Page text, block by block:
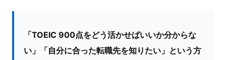
「TOEIC 900点をどう活かせばいいか分からな
い」「自分に合った転職先を知りたい」という方